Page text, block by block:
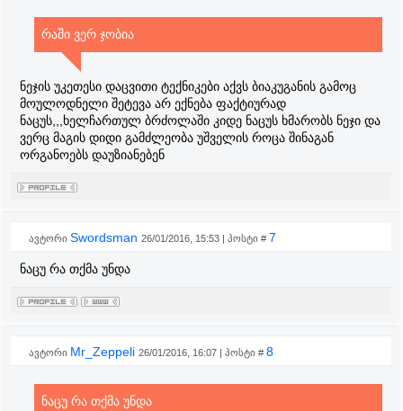
რაში ვერ ჯობია
ნეჯის უკეთესი დაცვითი ტექნიკები აქვს ბიაკუგანის გამოც
მოულოდნელი შეტევა არ ექნება ფაქტიურად
ნაცუს,,,ხელჩართულ ბრძოლაში კიდე ნაცუს ხმარობს ნეჯი და
ვერც მაგის დიდი გამძლეობა უშველის როცა შინაგან
ორგანოებს დაუზიანებენ
ავტორი Swordsman 26/01/2016, 15:53 | პოსტი # 7
ნაცუ რა თქმა უნდა
ავტორი Mr_Zeppeli 26/01/2016, 16:07 | პოსტი # 8
ნაცუ რა თქმა უნდა